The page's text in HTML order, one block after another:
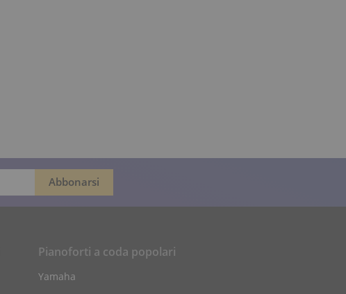
Pianoforti a coda popolari
Yamaha